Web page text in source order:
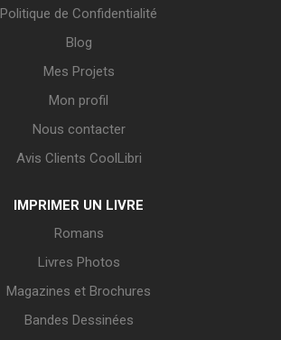
Politique de Confidentialité
Blog
Mes Projets
Mon profil
Nous contacter
Avis Clients CoolLibri
IMPRIMER UN LIVRE
Romans
Livres Photos
Magazines et Brochures
Bandes Dessinées